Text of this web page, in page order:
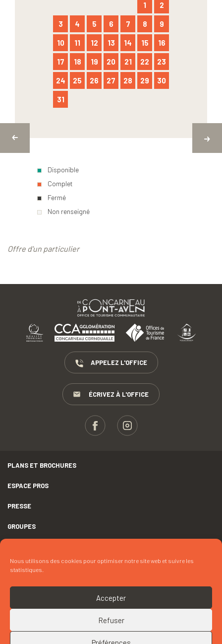
Nous utilisons des cookies pour optimiser notre site web et suivre les
statistiques.
Accepter
Refuser
1 2
3 4 5 6 7 8 9
10 11 12 13 14 15 16
17 18 19 20 21 22 23
24 25 26 27 28 29 30
31
Disponible
Complet
Fermé
Non renseigné
Offre d'un particulier
CONTACTEZ « M. AUFFRET »
APPELEZ L'OFFICE
ÉCRIVEZ À L'OFFICE
PLANS ET BROCHURES
ESPACE PROS
PRESSE
GROUPES
DÉCLARATION D’ACCESSIBILITÉ
CRÉDITS
COOKIES
RETOUR EN HAUT